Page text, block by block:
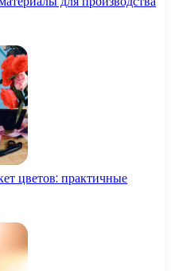
цветов: практичные